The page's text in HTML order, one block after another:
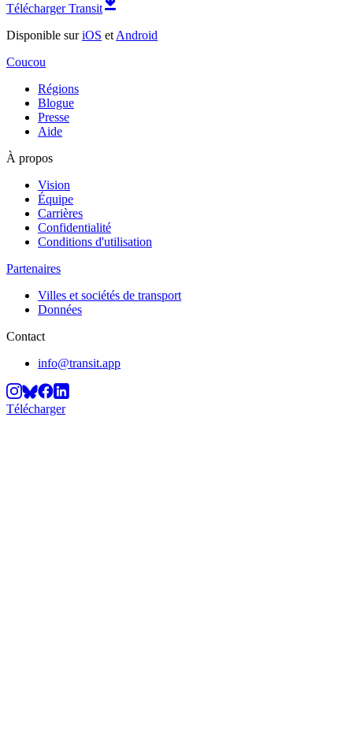
Télécharger Transit
Disponible suriOS et Android
Coucou
Régions
Blogue
Presse
Aide
À propos
Vision
Équipe
Carrières
Confidentialité
Conditions d'utilisation
Partenaires
Villes et sociétés de transport
Données
Contact
info@transit.app
Télécharger